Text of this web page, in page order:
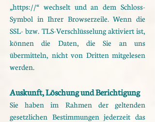
„https://“ wechselt und an dem Schloss-
Symbol in Ihrer Browserzeile.Wenn die
SSL- bzw. TLS-Verschlüsselung aktiviert ist,
können die Daten, die Sie an uns
übermitteln, nicht von Dritten mitgelesen
werden.
Auskunft, Löschung und Berichtigung
Sie haben im Rahmen der geltenden
gesetzlichen Bestimmungen jederzeit das